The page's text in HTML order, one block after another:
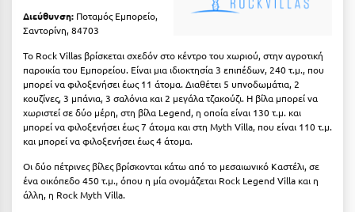
Παύλιανη
Πειραιάς
Πελοπόννησος
Πήλιο
Πιερία
Πλαταμώνας
Πλύτρα Λακωνίας
Διεύθυνση: Ποταμός Εμπορείο,
Σαντορίνη, 84703
Το Rock Villas βρίσκεται σχεδόν στο κέντρο του χωριού, στην αγροτική
παροικία του Εμπορείου. Είναι μια ιδιοκτησία 3 επιπέδων, 240 τ.μ., που
μπορεί να φιλοξενήσει έως 11 άτομα. Διαθέτει 5 υπνοδωμάτια, 2
κουζίνες, 3 μπάνια, 3 σαλόνια και 2 μεγάλα τζακούζι. Η βίλα μπορεί να
χωριστεί σε δύο μέρη, στη βίλα Legend, η οποία είναι 130 τ.μ. και
μπορεί να φιλοξενήσει έως 7 άτομα και στη Myth Villa, που είναι 110 τ.μ.
και μπορεί να φιλοξενήσει έως 4 άτομα.
Οι δύο πέτρινες βίλες βρίσκονται κάτω από το μεσαιωνικό Καστέλι, σε
ένα οικόπεδο 450 τ.μ., όπου η μία ονομάζεται Rock Legend Villa και η
άλλη, η Rock Myth Villa.